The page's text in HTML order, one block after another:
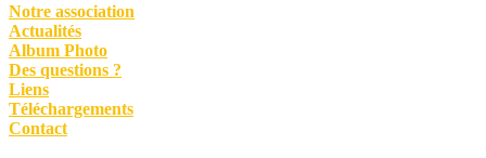
Notre association
Actualités
Album Photo
Des questions ?
Liens
Téléchargements
Contact